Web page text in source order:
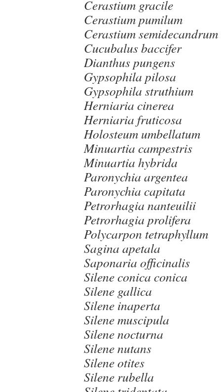
Cerastium gracile
Cerastium pumilum
Cerastium semidecandrum
Cucubalus baccifer
Dianthus pungens
Gypsophila pilosa
Gypsophila struthium
Herniaria cinerea
Herniaria fruticosa
Holosteum umbellatum
Minuartia campestris
Minuartia hybrida
Paronychia argentea
Paronychia capitata
Petrorhagia nanteuilii
Petrorhagia prolifera
Polycarpon tetraphyllum
Sagina apetala
Saponaria officinalis
Silene conica conica
Silene gallica
Silene inaperta
Silene muscipula
Silene nocturna
Silene nutans
Silene otites
Silene rubella